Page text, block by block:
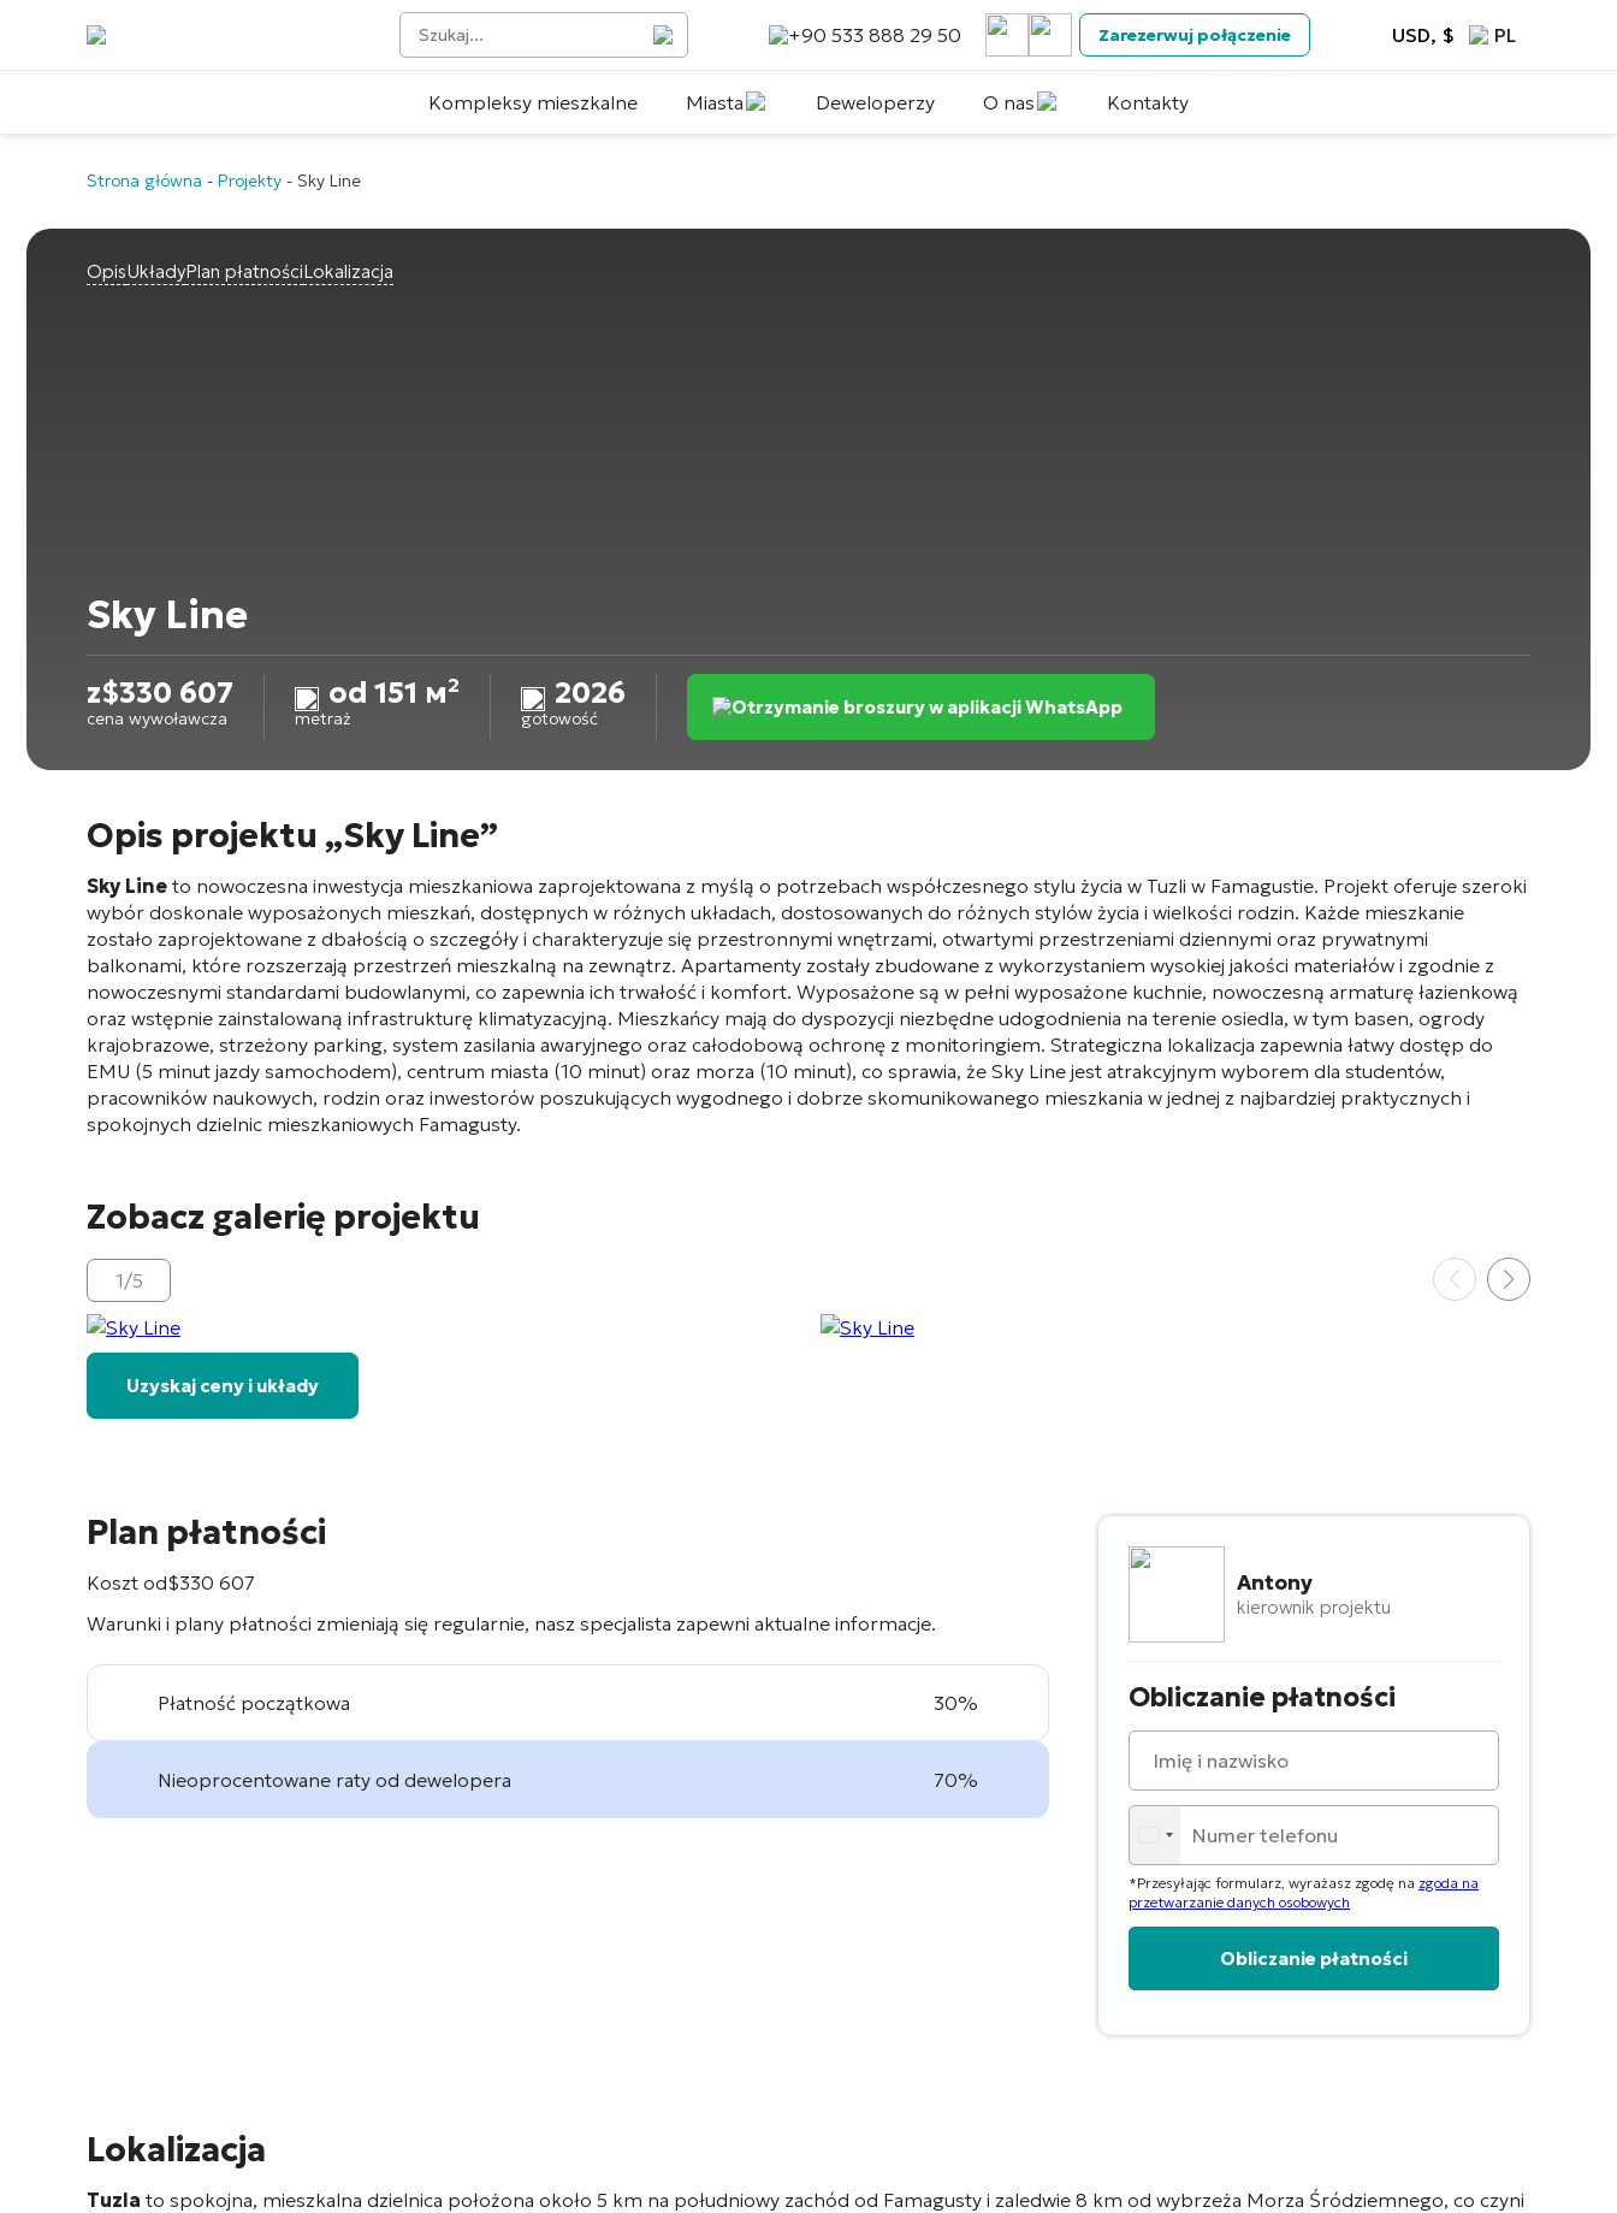
+90 533 888 29 50 Zarezerwuj połączenie USD, $ PL
Kompleksy mieszkalne Miasta Deweloperzy O nas Kontakty
Strona główna - Projekty - Sky Line
OpisUkładyPlan płatnościLokalizacja
Sky Line
z$330 607
cena wywoławcza
od 151 м²
metraż
2026
gotowość Otrzymanie broszury w aplikacji WhatsApp
Opis projektu „Sky Line”
Sky Line to nowoczesna inwestycja mieszkaniowa zaprojektowana z myślą o potrzebach współczesnego stylu życia w Tuzli w Famagustie. Projekt oferuje szeroki
wybór doskonale wyposażonych mieszkań, dostępnych w różnych układach, dostosowanych do różnych stylów życia i wielkości rodzin. Każde mieszkanie
zostało zaprojektowane z dbałością o szczegóły i charakteryzuje się przestronnymi wnętrzami, otwartymi przestrzeniami dziennymi oraz prywatnymi
balkonami, które rozszerzają przestrzeń mieszkalną na zewnątrz. Apartamenty zostały zbudowane z wykorzystaniem wysokiej jakości materiałów i zgodnie z
nowoczesnymi standardami budowlanymi, co zapewnia ich trwałość i komfort. Wyposażone są w pełni wyposażone kuchnie, nowoczesną armaturę łazienkową
oraz wstępnie zainstalowaną infrastrukturę klimatyzacyjną. Mieszkańcy mają do dyspozycji niezbędne udogodnienia na terenie osiedla, w tym basen, ogrody
krajobrazowe, strzeżony parking, system zasilania awaryjnego oraz całodobową ochronę z monitoringiem. Strategiczna lokalizacja zapewnia łatwy dostęp do
EMU (5 minut jazdy samochodem), centrum miasta (10 minut) oraz morza (10 minut), co sprawia, że Sky Line jest atrakcyjnym wyborem dla studentów,
pracowników naukowych, rodzin oraz inwestorów poszukujących wygodnego i dobrze skomunikowanego mieszkania w jednej z najbardziej praktycznych i
spokojnych dzielnic mieszkaniowych Famagusty.
Zobacz galerię projektu
1/5
Uzyskaj ceny i układy
Plan płatności
Koszt od$330 607
Warunki i plany płatności zmieniają się regularnie, nasz specjalista zapewni aktualne informacje.
Płatność początkowa 30%
Nieoprocentowane raty od dewelopera 70%
Antony
kierownik projektu
Obliczanie płatności
*Przesyłając formularz, wyrażasz zgodę na zgoda na
przetwarzanie danych osobowych
Lokalizacja
Tuzla to spokojna, mieszkalna dzielnica położona około 5 km na południowy zachód od Famagusty i zaledwie 8 km od wybrzeża Morza Śródziemnego, co czyni